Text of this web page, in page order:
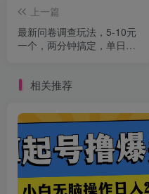
上一篇
最新问卷调查玩法，5-10元
一个，两分钟搞定，单日轻
相关推荐